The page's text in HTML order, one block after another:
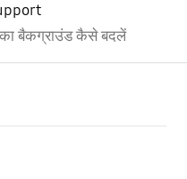
का बैकग्राउंड कैसे बदलें